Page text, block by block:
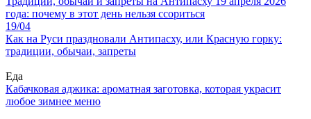
года: почему в этот день нельзя ссориться
19/04
Как на Руси праздновали Антипасху, или Красную горку:
традиции, обычаи, запреты
Еда
Кабачковая аджика: ароматная заготовка, которая украсит
любое зимнее меню